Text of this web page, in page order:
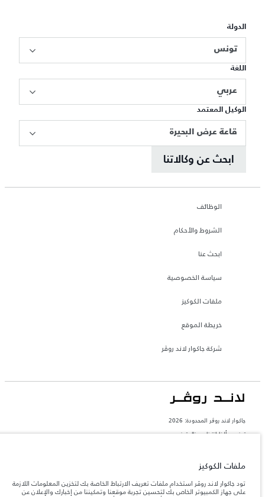
الدولة
تونس
اللغة
عربي
الوكيل المعتمد
قاعة عرض البحيرة
ابحث عن وكالاتنا
الوظائف
الشروط والأحكام
ابحث عنا
سياسة الخصوصية
ملفات الكوكيز
خريطة الموقع
شركة جاكوار لاند روڤر
جاكوار لاند روڨر المحدودة: 2026
تونس, ألفا انترناسيونال تونس
والحد الأقصى لأحمال المحور عند تحميل السيارة بالإكسسوارات والركاب والسوائل والوقود
ملفات الكوكيز
تود جاكوار لاند روڤر استخدام ملفات تعريف الارتباط الخاصة بك لتخزين المعلومات اللازمة
على جهاز الكمبيوتر الخاص بك لتحسين تجربة موقعنا وتمكيننا من إخبارك والإعلان عن